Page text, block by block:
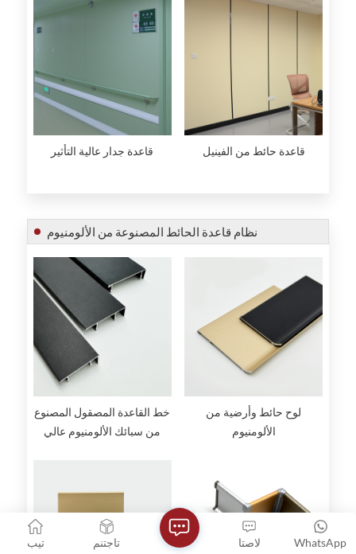
قاعدة جدار عالية التأثير قاعدة حائط من الفينيل
نظام قاعدة الحائط المصنوعة من الألومنيوم
خط القاعدة المصقول المصنوع
من سبائك الألومنيوم عالي
لوح حائط وأرضية من
الألومنيوم
تيب تاجتنم WhatsApp لاصتا